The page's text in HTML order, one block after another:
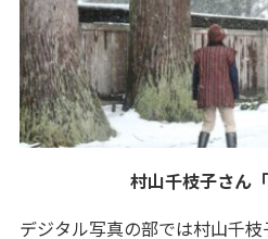
村山千枝子さん
デジタル写真の部では村山千